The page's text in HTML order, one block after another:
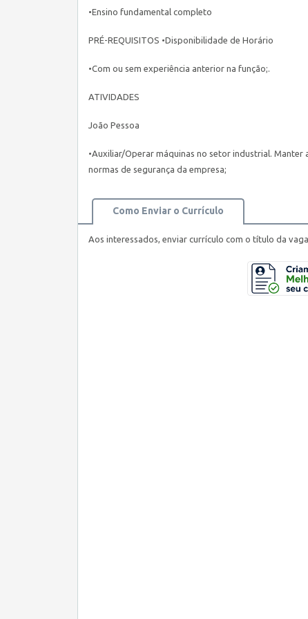
•Ensino fundamental completo
PRÉ-REQUISITOS •Disponibilidade de Horário
•Com ou sem experiência anterior na função;.
ATIVIDADES
João Pessoa
•Auxiliar/Operar máquinas no setor industrial.
normas de segurança da empresa;
Como Enviar o Currículo
Aos interessados, enviar currículo com o título da